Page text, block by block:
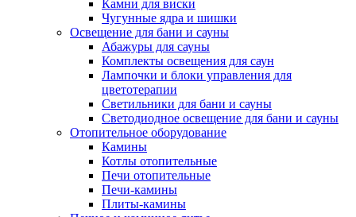
Камни для виски
Чугунные ядра и шишки
Освещение для бани и сауны
Абажуры для сауны
Комплекты освещения для саун
Лампочки и блоки управления для
цветотерапии
Светильники для бани и сауны
Светодиодное освещение для бани и сауны
Отопительное оборудование
Камины
Котлы отопительные
Печи отопительные
Печи-камины
Плиты-камины